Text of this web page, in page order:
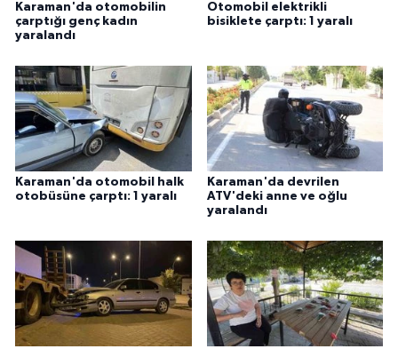
Karaman'da otomobilin
çarptığı genç kadın
yaralandı
Otomobil elektrikli
bisiklete çarptı: 1 yaralı
Karaman'da otomobil halk
otobüsüne çarptı: 1 yaralı
Karaman'da devrilen
ATV'deki anne ve oğlu
yaralandı